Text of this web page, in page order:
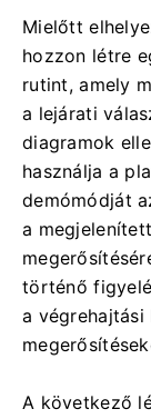
Mielőtt
hozzon létre
rutint, amely
a lejárati
diagramok
használja a
demómódját
a
történő
a
A következő